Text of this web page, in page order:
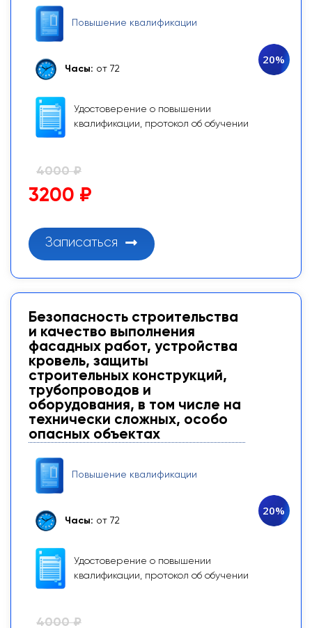
Повышение квалификации
Часы: от 72
Удостоверение о повышении
квалификации, протокол об обучении
20%
4000 ₽
3200 ₽
Записаться
Безопасность строительства
и качество выполнения
фасадных работ, устройства
кровель, защиты
строительных конструкций,
трубопроводов и
оборудования, в том числе на
технически сложных, особо
опасных объектах
Повышение квалификации
Часы: от 72
Удостоверение о повышении
квалификации, протокол об обучении
20%
4000 ₽